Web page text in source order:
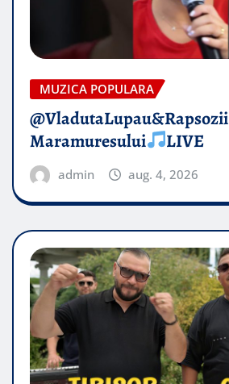
MUZICA POPULARA
@VladutaLupau&Rapsozii
Maramuresului
LIVE
admin aug. 4, 2026